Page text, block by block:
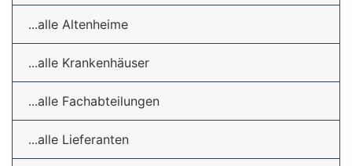
...alle Altenheime
...alle Krankenhäuser
...alle Fachabteilungen
...alle Lieferanten